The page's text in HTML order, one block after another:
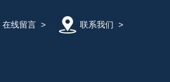
在线留言> 联系我们 >